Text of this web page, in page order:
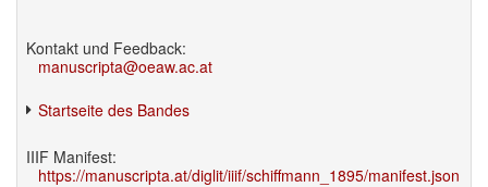
Kontakt und Feedback:
manuscripta@oeaw.ac.at
Startseite des Bandes
IIIF Manifest:
https://manuscripta.at/diglit/iiif/schiffmann_1895/manifest.json